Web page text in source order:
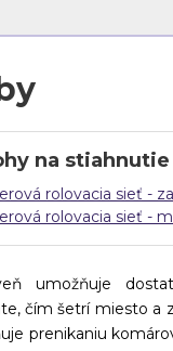
na stiahnutie
rolovacia sieť -
rolovacia sieť -
umožňuje
čím šetrí miesto a
prenikaniu